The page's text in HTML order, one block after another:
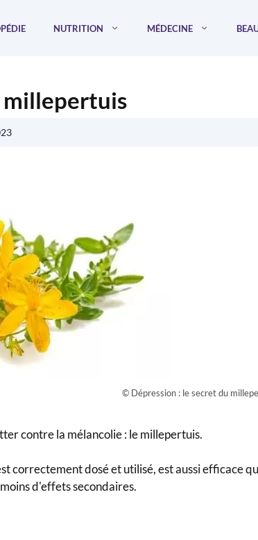
NUTRITION MÉDECINE
millepertuis
© Dépression : le secret du
contre la mélancolie : le millepertuis.
correctement dosé et utilisé, est aussi efficace
d'effets secondaires.